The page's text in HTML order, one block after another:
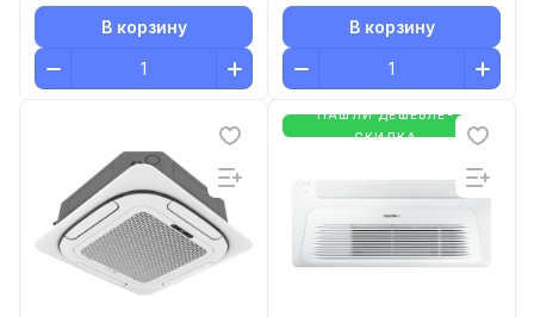
В корзину В корзину
НАШЛИ ДЕШЕВЛЕ-
СКИДКА